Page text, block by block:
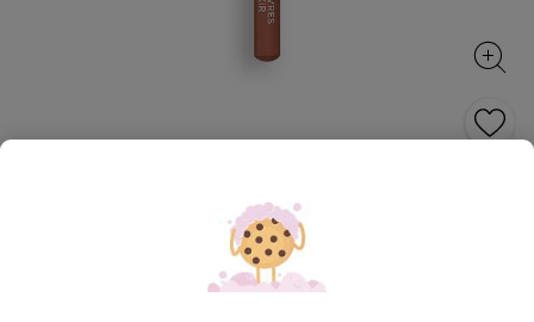
Läppenna, 02. Rosenträ
Pigmentrik läppenna som får läppstiftet att sitta
länge
1.1 g